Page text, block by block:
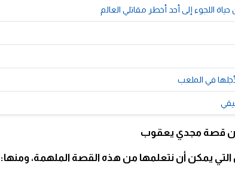
اللجوء إلى أحد أخطر مقاتلي العالم
في الملعب
قصة مجدي يعقوب
يمكن أن نتعلمها من هذه القصة الملهمة، ومنها: